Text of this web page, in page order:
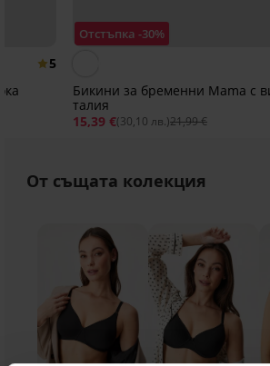
5
Отстъпка -30%
Бикини за бременни Mama с
талия
15,39 €(30,10 лв.)21,99 €
От същата колекция